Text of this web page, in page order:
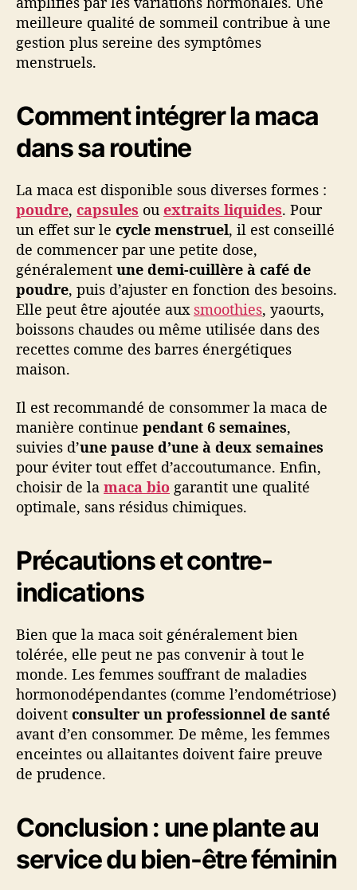
meilleure qualité de sommeil contribue à une
gestion plus sereine des symptômes
menstruels.
Comment intégrer la maca
dans sa routine
La maca est disponible sous diverses formes :
poudre, capsules ou extraits liquides. Pour
un effet sur le cycle menstruel, il est conseillé
de commencer par une petite dose,
généralement une demi-cuillère à café de
poudre, puis d’ajuster en fonction des besoins.
Elle peut être ajoutée aux smoothies, yaourts,
boissons chaudes ou même utilisée dans des
recettes comme des barres énergétiques
maison.
Il est recommandé de consommer la maca de
manière continue pendant 6 semaines,
suivies d’une pause d’une à deux semaines
pour éviter tout effet d’accoutumance. Enfin,
choisir de la maca bio garantit une qualité
optimale, sans résidus chimiques.
Précautions et contre-
indications
Bien que la maca soit généralement bien
tolérée, elle peut ne pas convenir à tout le
monde. Les femmes souffrant de maladies
hormonodépendantes (comme l’endométriose)
doivent consulter un professionnel de santé
avant d’en consommer. De même, les femmes
enceintes ou allaitantes doivent faire preuve
de prudence.
Conclusion : une plante au
service du bien-être féminin